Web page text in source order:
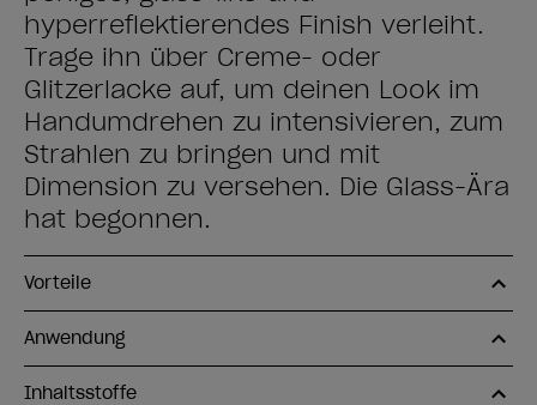
hyperreflektierendes Finish verleiht.
Trage ihn über Creme- oder
Glitzerlacke auf, um deinen Look im
Handumdrehen zu intensivieren, zum
Strahlen zu bringen und mit
Dimension zu versehen. Die Glass-Ära
hat begonnen.
Vorteile
Anwendung
Inhaltsstoffe